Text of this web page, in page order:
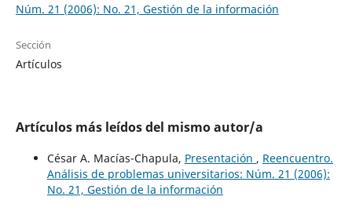
Núm. 21 (2006): No. 21, Gestión de la información
Sección
Artículos
Artículos más leídos del mismo autor/a
César A. Macías-Chapula, Presentación , Reencuentro.
Análisis de problemas universitarios: Núm. 21 (2006):
No. 21, Gestión de la información